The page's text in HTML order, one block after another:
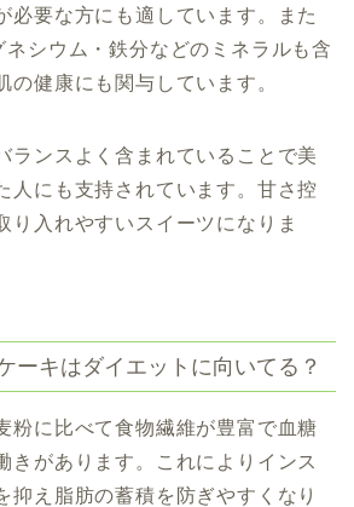
必要な方にも適しています。また
ネシウム・鉄分などのミネラルも含
の健康にも関与しています。
ランスよく含まれていることで美
人にも支持されています。甘さ控
り入れやすいスイーツになりま
ーキはダイエットに向いてる？
粉に比べて食物繊維が豊富で血糖
きがあります。これによりインス
抑え脂肪の蓄積を防ぎやすくなり